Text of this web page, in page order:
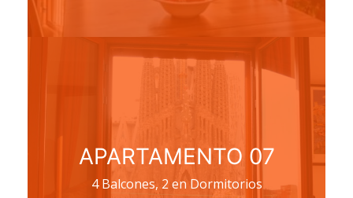
APARTAMENTO 07
4 Balcones, 2 en Dormitorios